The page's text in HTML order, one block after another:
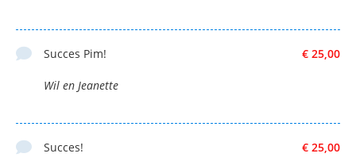
€ 25,00
Succes Pim!
Wil en Jeanette
€ 25,00
Succes!